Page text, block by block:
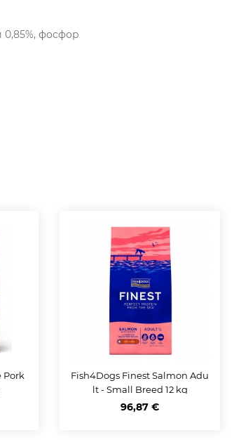
0,85%, фосфор
Pork
Fish4Dogs Finest Salmon Adu
lt - Small Breed 12 kg
96,87 €